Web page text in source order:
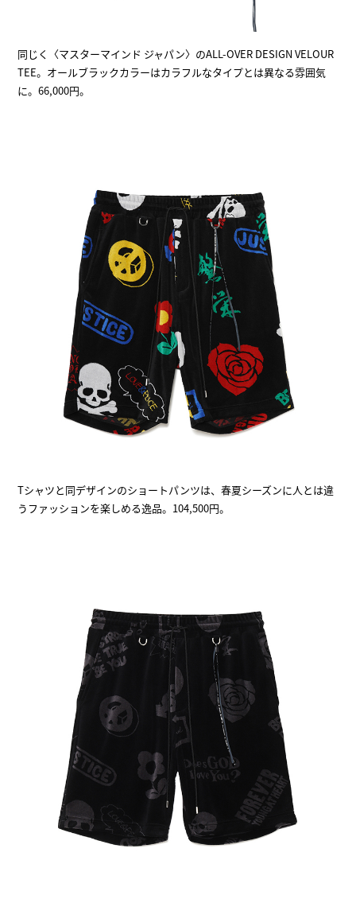
同じく〈マスターマインド ジャパン〉のALL-OVER DESIGN VELOUR
TEE。オールブラックカラーはカラフルなタイプとは異なる雰囲気
に。66,000円。
Tシャツと同デザインのショートパンツは、春夏シーズンに人とは違
うファッションを楽しめる逸品。104,500円。